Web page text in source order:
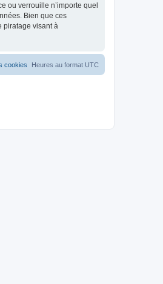
ou verrouille n’importe quel
Bien que ces
piratage visant à
Heures au format UTC
cookies